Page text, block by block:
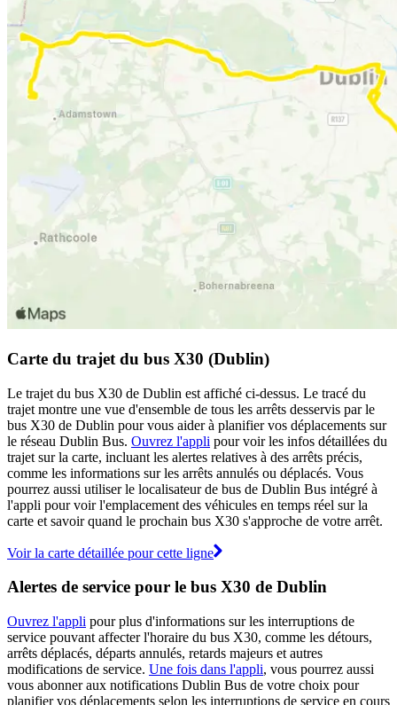
Carte du trajet du bus X30 (Dublin)
Le trajet du bus X30 de Dublin est affiché ci-dessus. Le tracé du
trajet montre une vue d'ensemble de tous les arrêts desservis par le
bus X30 de Dublin pour vous aider à planifier vos déplacements sur
le réseau Dublin Bus. Ouvrez l'appli pour voir les infos détaillées du
trajet sur la carte, incluant les alertes relatives à des arrêts précis,
comme les informations sur les arrêts annulés ou déplacés. Vous
pourrez aussi utiliser le localisateur de bus de Dublin Bus intégré à
l'appli pour voir l'emplacement des véhicules en temps réel sur la
carte et savoir quand le prochain bus X30 s'approche de votre arrêt.
Voir la carte détaillée pour cette ligne
Alertes de service pour le bus X30 de Dublin
Ouvrez l'appli pour plus d'informations sur les interruptions de
service pouvant affecter l'horaire du bus X30, comme les détours,
arrêts déplacés, départs annulés, retards majeurs et autres
modifications de service. Une fois dans l'appli, vous pourrez aussi
vous abonner aux notifications Dublin Bus de votre choix pour
planifier vos déplacements selon les interruptions de service en cours